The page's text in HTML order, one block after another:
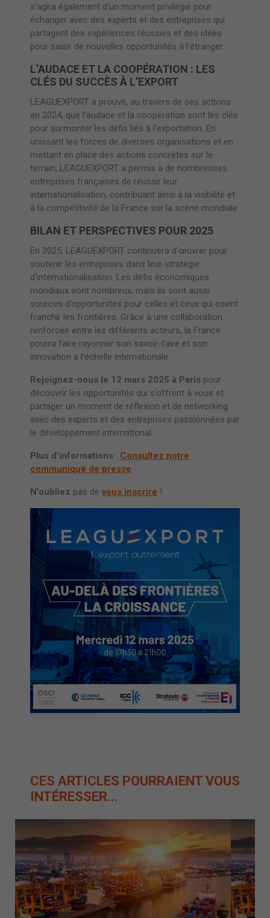
s’agira également d’un moment privilégié pour
échanger avec des experts et des entreprises qui
partagent des expériences réussies et des idées
pour saisir de nouvelles opportunités à l’étranger.
L’AUDACE ET LA COOPÉRATION : LES
CLÉS DU SUCCÈS À L’EXPORT
LEAGUEXPORT a prouvé, au travers de ses actions
en 2024, que l’audace et la coopération sont les clés
pour surmonter les défis liés à l’exportation. En
unissant les forces de diverses organisations et en
mettant en place des actions concrètes sur le
terrain, LEAGUEXPORT a permis à de nombreuses
entreprises françaises de réussir leur
internationalisation, contribuant ainsi à la visibilité et
à la compétitivité de la France sur la scène mondiale.
BILAN ET PERSPECTIVES POUR 2025
En 2025, LEAGUEXPORT continuera d’œuvrer pour
soutenir les entreprises dans leur stratégie
d’internationalisation. Les défis économiques
mondiaux sont nombreux, mais ils sont aussi
sources d’opportunités pour celles et ceux qui osent
franchir les frontières. Grâce à une collaboration
renforcée entre les différents acteurs, la France
pourra faire rayonner son savoir-faire et son
innovation à l’échelle internationale.
Rejoignez-nous le 12 mars 2025 à Paris pour
découvrir les opportunités qui s’offrent à vous et
partager un moment de réflexion et de networking
avec des experts et des entreprises passionnées par
le développement international.
Plus d’informations : Consultez notre
communiqué de presse
N’oubliez pas de vous inscrire !
CES ARTICLES POURRAIENT VOUS
INTÉRESSER...